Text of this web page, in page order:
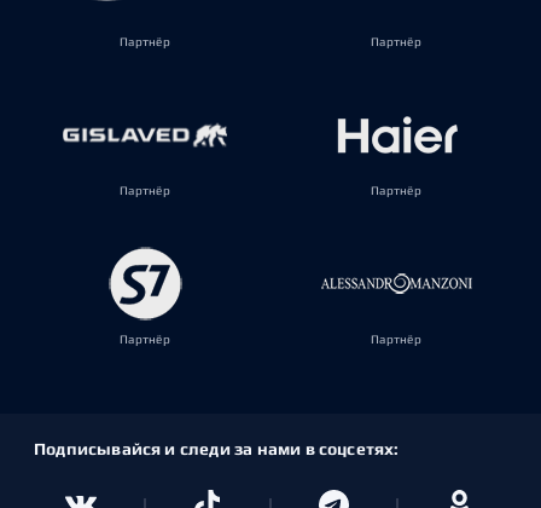
Партнёр Партнёр
Партнёр Партнёр
Партнёр Партнёр
Подписывайся и следи за нами в соцсетях: